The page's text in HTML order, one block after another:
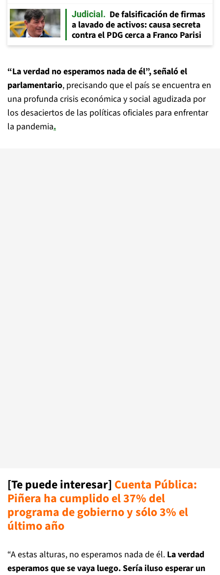
Judicial
De falsificación de firmas
a lavado de activos: causa secreta
contra el PDG cerca a Franco Parisi
“La verdad no esperamos nada de él”, señaló el
parlamentario, precisando que el país se encuentra en
una profunda crisis económica y social agudizada por
los desaciertos de las políticas oficiales para enfrentar
la pandemia.
[Te puede interesar] Cuenta Pública:
Piñera ha cumplido el 37% del
programa de gobierno y sólo 3% el
último año
“A estas alturas, no esperamos nada de él. La verdad
esperamos que se vaya luego. Sería iluso esperar un